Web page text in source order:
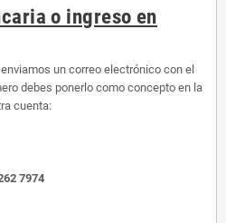
o ingreso en
un correo electrónico con el
debes ponerlo como concepto en la
cuenta:
7974